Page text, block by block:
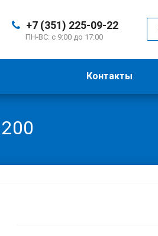
+7 (351) 225-09-22
ПН-ВС: с 9:00 до 17:00
Контакты